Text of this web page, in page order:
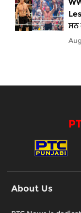
ਸਨ
About Us